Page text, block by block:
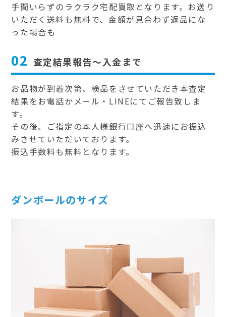
手間いらずのラクラク宅配買取となります。お送り
いただく送料も無料で、金額が見合わず返品にな
った場合も
02 査定結果報告～入金まで
お品物が到着次第、検品をさせていただき本査定
結果をお電話かメール・LINEにてご報告致しま
す。
その後、ご指定の本人様銀行口座へ迅速にお振込
みさせていただいております。
振込手数料も無料となります。
ダンボールのサイズ